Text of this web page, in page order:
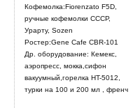
Кофемолка:Fiorenzato F5D,
ручные кофемолки СССР,
Урарту, Sozen
Ростер:Gene Cafe CBR-101
Др. оборудование: Кемекс,
аэропресс, мокка,сифон
вакуумный,горелка HT-5012,
турки на 100 и 200 мл , френч